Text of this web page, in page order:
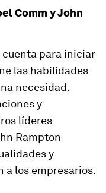
Comm y John
para iniciar
las habilidades
necesidad.
y
líderes
Rampton
y
a los empresarios.